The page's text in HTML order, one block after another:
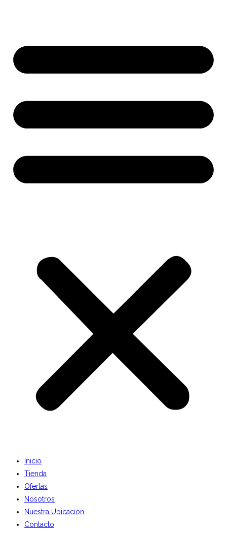
Inicio
Tienda
Ofertas
Nosotros
Nuestra Ubicación
Contacto